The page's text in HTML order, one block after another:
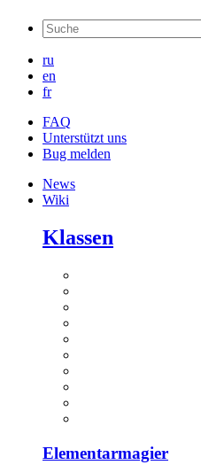
ru
en
fr
FAQ
Unterstützt uns
Bug melden
News
Wiki
Klassen
Elementarmagier